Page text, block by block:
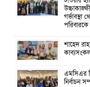
গর্ভাবস্থা
শাহেদ
এমসিএর
নির্বাচন